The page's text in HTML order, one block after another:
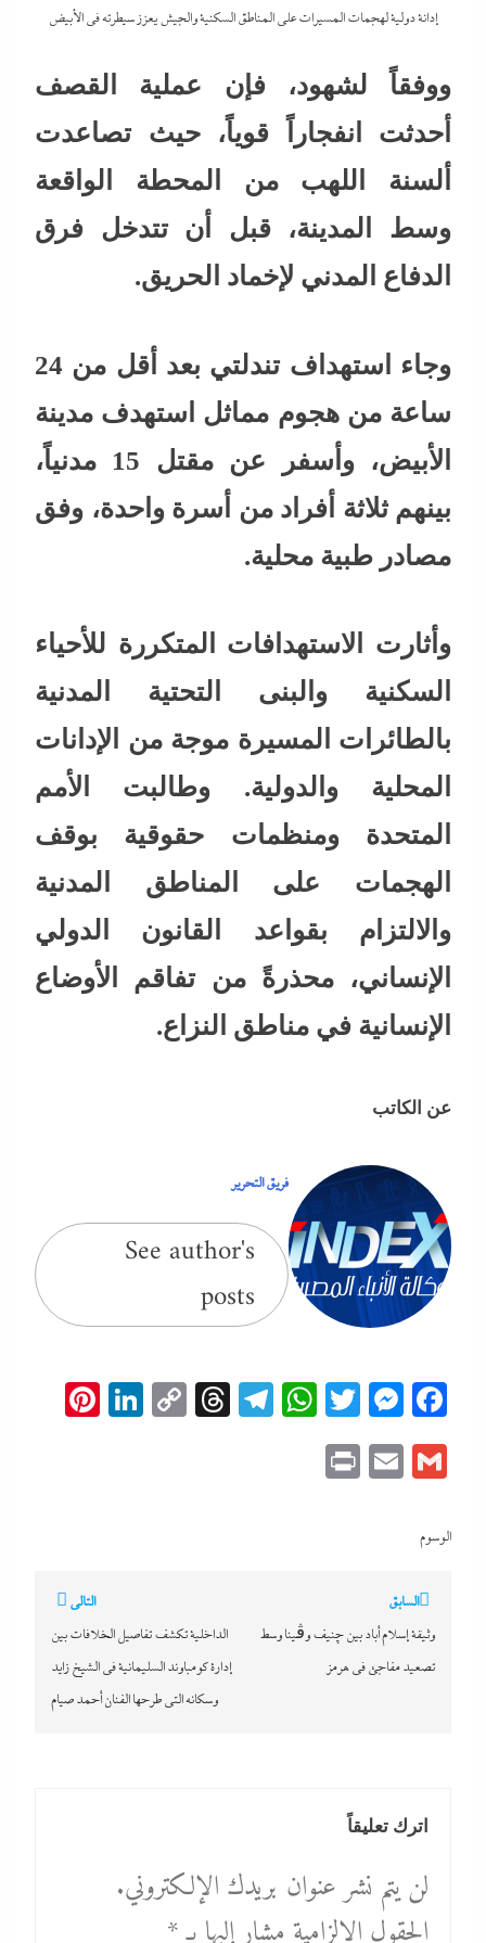
إدانة دولية لهجمات المسيرات على المناطق السكنية والجيش يعزز سيطرته في الأبيض
ووفقاً لشهود، فإن عملية القصف
أحدثت انفجاراً قوياً، حيث تصاعدت
ألسنة اللهب من المحطة الواقعة
وسط المدينة، قبل أن تتدخل فرق
الدفاع المدني لإخماد الحريق.
وجاء استهداف تندلتي بعد أقل من 24
ساعة من هجوم مماثل استهدف مدينة
الأبيض، وأسفر عن مقتل 15 مدنياً،
بينهم ثلاثة أفراد من أسرة واحدة، وفق
مصادر طبية محلية.
وأثارت الاستهدافات المتكررة للأحياء
السكنية والبنى التحتية المدنية
بالطائرات المسيرة موجة من الإدانات
المحلية والدولية. وطالبت الأمم
المتحدة ومنظمات حقوقية بوقف
الهجمات على المناطق المدنية
والالتزام بقواعد القانون الدولي
الإنساني، محذرةً من تفاقم الأوضاع
الإنسانية في مناطق النزاع.
عن الكاتب
فريق التحرير
See author's
posts
Facebook
Messenger
Twitter
WhatsApp
Telegram
Threads
Copy
Gmail
Email
الوسوم
تصفّح
المقالات
السابق
وثيقة إسلام أباد بين چنيف وڤينا وسط
تصعيد مفاجئ في هرمز
التالي
الداخلية تكشف تفاصيل الخلافات بين
إدارة كومباوند السليمانية في الشيخ زايد
وسكانه التى طرحها الفنان أحمد صيام
اترك تعليقاً
لن يتم نشر عنوان بريدك الإلكتروني.